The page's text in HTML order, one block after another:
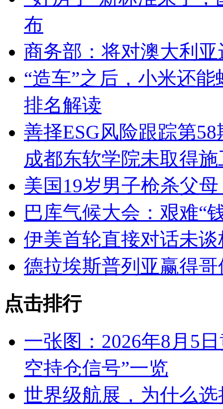
布
商务部：将对澳大利
“造车”之后，小米还
排名解读
善择ESG风险跟踪第
成都东软学院未取得
美国19岁男子枪杀父
巴库气候大会：艰难“
伊美首轮直接对话未
德拉埃斯普列亚赢得
点击排行
一张图：2026年8月5
空持仓信号”一览
世界级航展，为什么